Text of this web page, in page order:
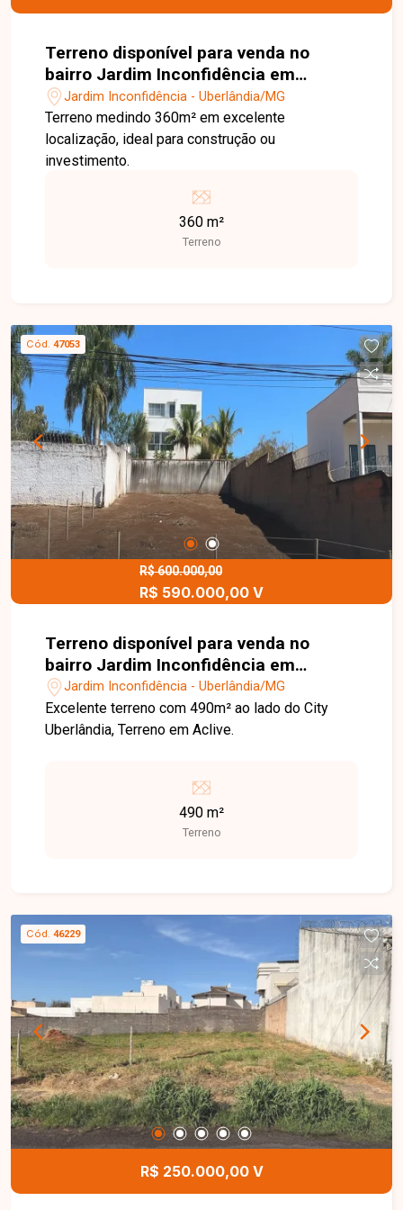
Terreno disponível para venda no
bairro Jardim Inconfidência em
Uberlândia MG
Jardim Inconfidência - Uberlândia/MG
Terreno medindo 360m² em excelente
localização, ideal para construção ou
investimento.
360 m²
Terreno
Cód. 47053
R$ 600.000,00
R$ 590.000,00 V
Terreno disponível para venda no
bairro Jardim Inconfidência em
Uberlândia-MG
Jardim Inconfidência - Uberlândia/MG
Excelente terreno com 490m² ao lado do City
Uberlândia, Terreno em Aclive.
490 m²
Terreno
Cód. 46229
R$ 250.000,00 V